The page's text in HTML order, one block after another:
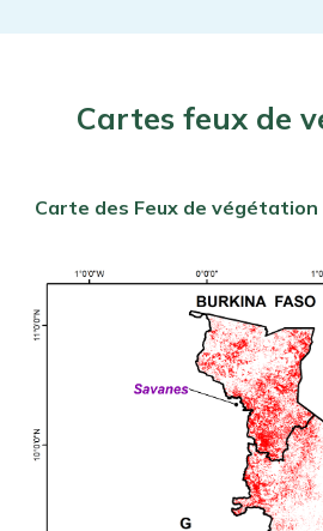
Cartes feux de
Carte des Feux de